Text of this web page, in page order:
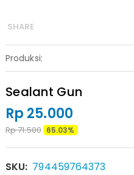
SHARE
Produksi:
Sealant Gun
Rp 25.000
Rp 71.500 65.03%
SKU: 794459764373